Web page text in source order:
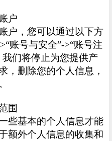
户
户，您可以通过以下方
账号与安全”->“账号注
们将停止为您提供产
，删除您的个人信息，
围
些基本的个人信息才能
额外个人信息的收集和